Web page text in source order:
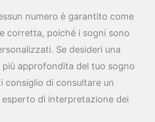
numero è garantito come
corretta, poiché i sogni sono
Se desideri una
più approfondita del tuo sogno
consiglio di consultare un
di interpretazione dei